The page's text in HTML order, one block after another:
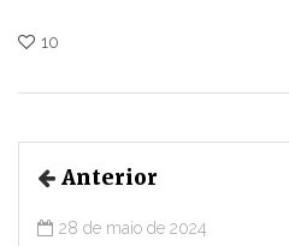
10
Anterior
28 de maio de 2024